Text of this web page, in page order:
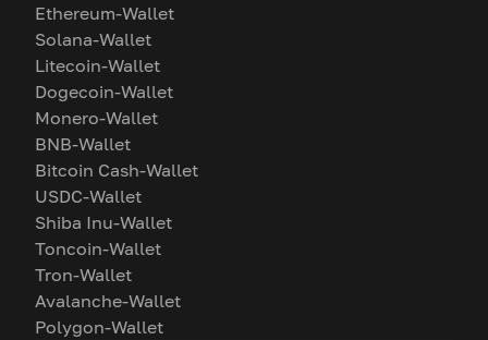
Ethereum-Wallet
Solana-Wallet
Litecoin-Wallet
Dogecoin-Wallet
Monero-Wallet
BNB-Wallet
Bitcoin Cash-Wallet
USDC-Wallet
Shiba Inu-Wallet
Toncoin-Wallet
Tron-Wallet
Avalanche-Wallet
Polygon-Wallet